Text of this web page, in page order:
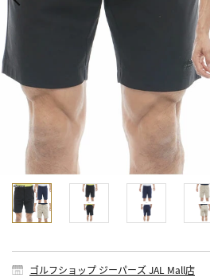
ゴルフショップ ジーパーズ JAL Mall店